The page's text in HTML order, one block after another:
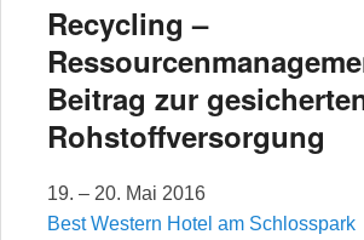
Recycling –
Beitrag zur
Rohstoffversorgung
19. – 20. Mai 2016
Best Western Hotel am Schlosspark